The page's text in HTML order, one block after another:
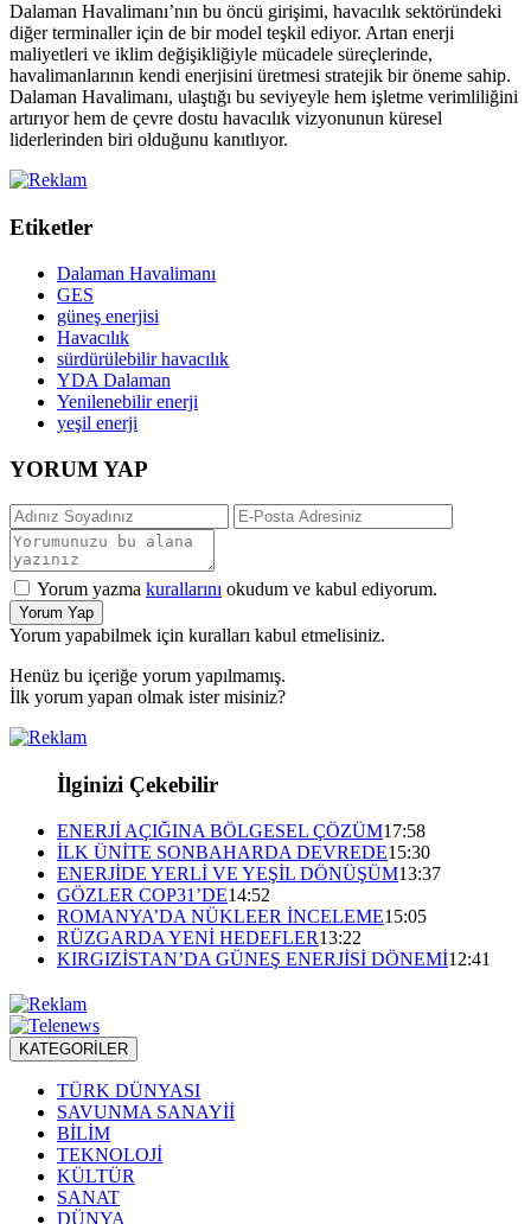
Dalaman Havalimanı’nın bu öncü girişimi, havacılık sektöründeki
diğer terminaller için de bir model teşkil ediyor. Artan enerji
maliyetleri ve iklim değişikliğiyle mücadele süreçlerinde,
havalimanlarının kendi enerjisini üretmesi stratejik bir öneme sahip.
Dalaman Havalimanı, ulaştığı bu seviyeyle hem işletme verimliliğini
artırıyor hem de çevre dostu havacılık vizyonunun küresel
liderlerinden biri olduğunu kanıtlıyor.
Etiketler
Dalaman Havalimanı
GES
güneş enerjisi
Havacılık
sürdürülebilir havacılık
YDA Dalaman
Yenilenebilir enerji
yeşil enerji
YORUM YAP
Yorum yazma kurallarını okudum ve kabul ediyorum.
Yorum Yap
Yorum yapabilmek için kuralları kabul etmelisiniz.
Henüz bu içeriğe yorum yapılmamış.
İlk yorum yapan olmak ister misiniz?
İlginizi Çekebilir
ENERJİ AÇIĞINA BÖLGESEL ÇÖZÜM17:58
İLK ÜNİTE SONBAHARDA DEVREDE15:30
ENERJİDE YERLİ VE YEŞİL DÖNÜŞÜM13:37
GÖZLER COP31’DE14:52
ROMANYA’DA NÜKLEER İNCELEME15:05
RÜZGARDA YENİ HEDEFLER13:22
KIRGIZİSTAN’DA GÜNEŞ ENERJİSİ DÖNEMİ12:41
KATEGORİLER
TÜRK DÜNYASI
SAVUNMA SANAYİİ
BİLİM
TEKNOLOJİ
KÜLTÜR
SANAT
DÜNYA